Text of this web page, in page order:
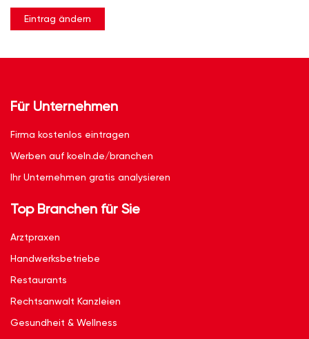
Eintrag ändern
Für Unternehmen
Firma kostenlos eintragen
Werben auf koeln.de/branchen
Ihr Unternehmen gratis analysieren
Top Branchen für Sie
Arztpraxen
Handwerksbetriebe
Restaurants
Rechtsanwalt Kanzleien
Gesundheit & Wellness